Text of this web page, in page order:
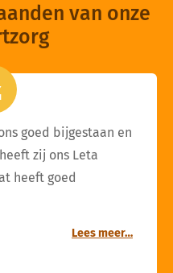
van onze
goed bijgestaan en
zij ons Leta
heeft goed
Lees meer…